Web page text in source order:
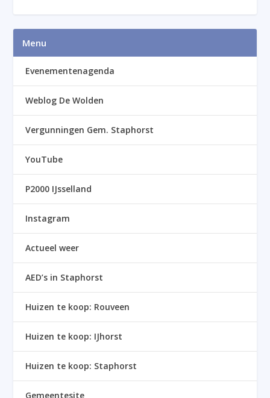
Menu
Evenementenagenda
Weblog De Wolden
Vergunningen Gem. Staphorst
YouTube
P2000 IJsselland
Instagram
Actueel weer
AED’s in Staphorst
Huizen te koop: Rouveen
Huizen te koop: IJhorst
Huizen te koop: Staphorst
Gemeentesite